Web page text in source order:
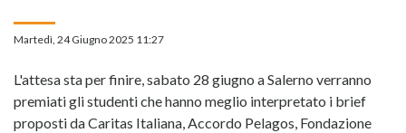
Martedì, 24 Giugno 2025 11:27
L'attesa sta per finire, sabato 28 giugno a Salerno verranno
premiati gli studenti che hanno meglio interpretato i brief
proposti da Caritas Italiana, Accordo Pelagos, Fondazione